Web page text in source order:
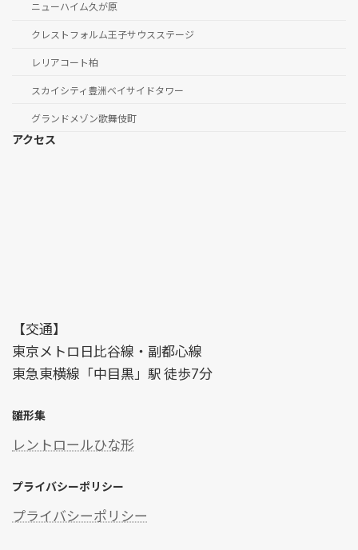
ニューハイム久が原
クレストフォルム王子サウスステージ
レリアコート柏
スカイシティ豊洲ベイサイドタワー
グランドメゾン歌舞伎町
アクセス
【交通】
東京メトロ日比谷線・副都心線
東急東横線「中目黒」駅 徒歩7分
雛形集
レントロールひな形
プライバシーポリシー
プライバシーポリシー